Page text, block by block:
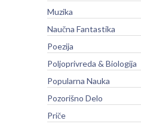
Muzika
Naučna Fantastika
Poezija
Poljoprivreda & Biologija
Popularna Nauka
Pozorišno Delo
Priče